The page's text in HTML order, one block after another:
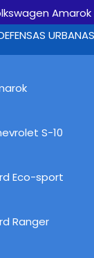
Amarok
URBANAS
S-10
Eco-sport
Ranger